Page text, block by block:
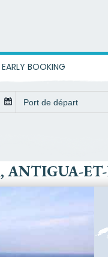
EARLY BOOKING